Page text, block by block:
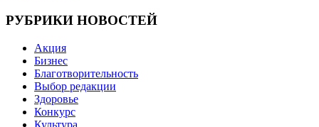
РУБРИКИ НОВОСТЕЙ
Акция
Бизнес
Благотворительность
Выбор редакции
Здоровье
Конкурс
Культура